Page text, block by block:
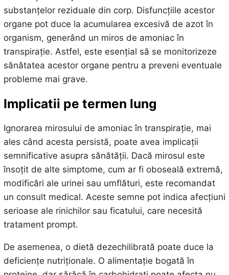
substanțelor reziduale din corp. Disfuncțiile acestor
organe pot duce la acumularea excesivă de azot în
organism, generând un miros de amoniac în
transpirație. Astfel, este esențial să se monitorizeze
sănătatea acestor organe pentru a preveni eventuale
probleme mai grave.
Implicatii pe termen lung
Ignorarea mirosului de amoniac în transpirație, mai
ales când acesta persistă, poate avea implicații
semnificative asupra sănătății. Dacă mirosul este
însoțit de alte simptome, cum ar fi oboseală extremă,
modificări ale urinei sau umflături, este recomandat
un consult medical. Aceste semne pot indica afecțiuni
serioase ale rinichilor sau ficatului, care necesită
tratament prompt.
De asemenea, o dietă dezechilibrată poate duce la
deficiențe nutriționale. O alimentație bogată în